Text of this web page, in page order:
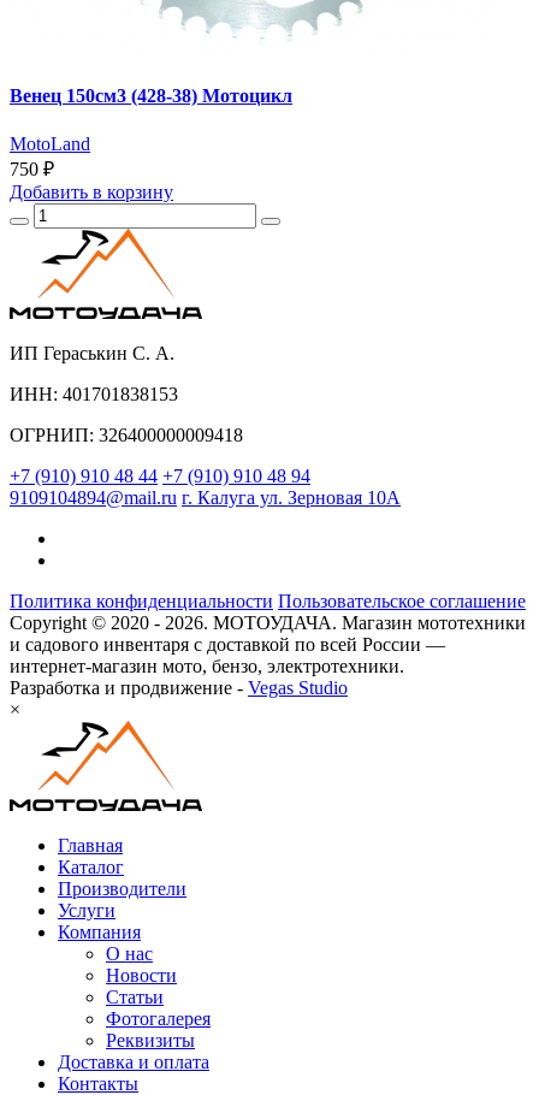
Венец 150см3 (428-38) Мотоцикл
MotoLand
750 ₽
Добавить в корзину
ИП Гераськин С. А.
ИНН: 401701838153
ОГРНИП: 326400000009418
+7 (910) 910 48 44 +7 (910) 910 48 94
9109104894@mail.ru г. Калуга ул. Зерновая 10А
Политика конфиденциальности Пользовательское соглашение
Copyright © 2020 - 2026. МОТОУДАЧА. Магазин мототехники
и садового инвентаря с доставкой по всей России —
интернет-магазин мото, бензо, электротехники.
Разработка и продвижение - Vegas Studio
×
Главная
Каталог
Производители
Услуги
Компания
О нас
Новости
Статьи
Фотогалерея
Реквизиты
Доставка и оплата
Контакты